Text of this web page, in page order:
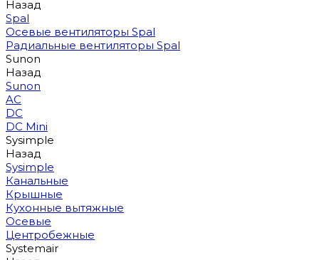
Назад
Spal
Осевые вентиляторы Spal
Радиальные вентиляторы Spal
Sunon
Назад
Sunon
AC
DC
DC Mini
Sysimple
Назад
Sysimple
Канальные
Крышные
Кухонные вытяжные
Осевые
Центробежные
Systemair